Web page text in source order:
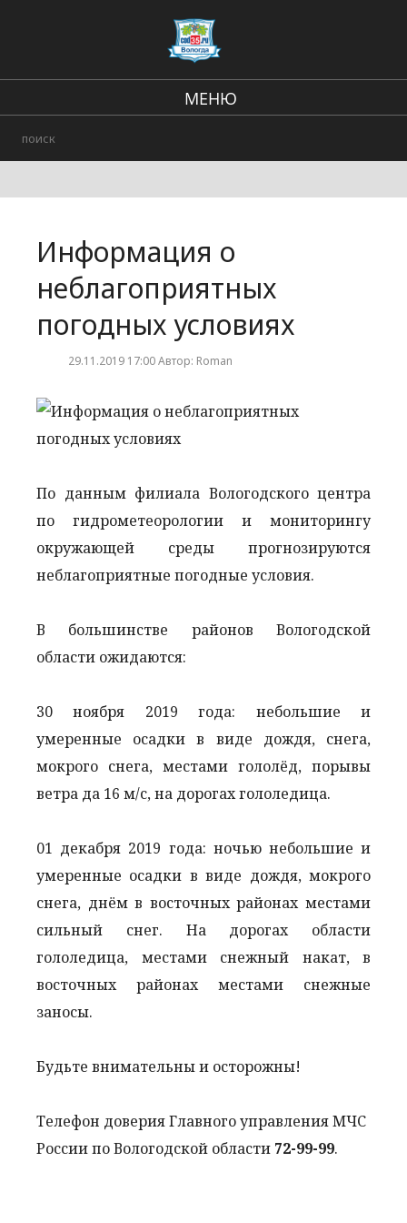
МЕНЮ
Городские события
Информация о
неблагоприятных
погодных условиях
29.11.2019 17:00 Автор: Roman
По данным филиала Вологодского центра
по гидрометеорологии и мониторингу
окружающей среды прогнозируются
неблагоприятные погодные условия.
В большинстве районов Вологодской
области ожидаются:
30 ноября 2019 года: небольшие и
умеренные осадки в виде дождя, снега,
мокрого снега, местами гололёд, порывы
ветра да 16 м/с, на дорогах гололедица.
01 декабря 2019 года: ночью небольшие и
умеренные осадки в виде дождя, мокрого
снега, днём в восточных районах местами
сильный снег. На дорогах области
гололедица, местами снежный накат, в
восточных районах местами снежные
заносы.
Будьте внимательны и осторожны!
Телефон доверия Главного управления МЧС
России по Вологодской области 72-99-99.